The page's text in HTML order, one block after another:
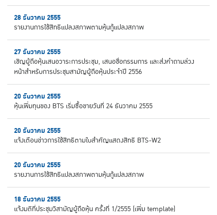
28 ธันวาคม 2555
รายงานการใช้สิทธิแปลงสภาพตามหุ้นกู้แปลงสภาพ
27 ธันวาคม 2555
เชิญผู้ถือหุ้นเสนอวาระการประชุม, เสนอชื่อกรรมการ และส่งคำถามล่วง
หน้าสำหรับการประชุมสามัญผู้ถือหุ้นประจำปี 2556
20 ธันวาคม 2555
หุ้นเพิ่มทุนของ BTS เริ่มซื้อขายวันที่ 24 ธันวาคม 2555
20 ธันวาคม 2555
แจ้งเตือนข่าวการใช้สิทธิตามใบสำคัญแสดงสิทธิ BTS-W2
20 ธันวาคม 2555
รายงานการใช้สิทธิแปลงสภาพตามหุ้นกู้แปลงสภาพ
18 ธันวาคม 2555
แจ้งมติที่ประชุมวิสามัญผู้ถือหุ้น ครั้งที่ 1/2555 (เพิ่ม template)